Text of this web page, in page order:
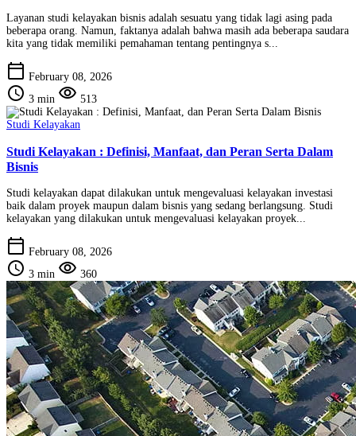
Layanan studi kelayakan bisnis adalah sesuatu yang tidak lagi asing pada
beberapa orang. Namun, faktanya adalah bahwa masih ada beberapa saudara
kita yang tidak memiliki pemahaman tentang pentingnya s...
calendar_today February 08, 2026
schedule 3 min visibility 513
Studi Kelayakan
Studi Kelayakan : Definisi, Manfaat, dan Peran Serta Dalam
Bisnis
Studi kelayakan dapat dilakukan untuk mengevaluasi kelayakan investasi
baik dalam proyek maupun dalam bisnis yang sedang berlangsung. Studi
kelayakan yang dilakukan untuk mengevaluasi kelayakan proyek...
calendar_today February 08, 2026
schedule 3 min visibility 360